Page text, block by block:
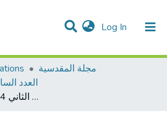
Log In (current)
& Collections
All of DSpace
مجلة المقدسية
26. العدد
أخبار جامعة القدس (كانون الأول 2024، كانون الثاني 2024، شباط 2025)